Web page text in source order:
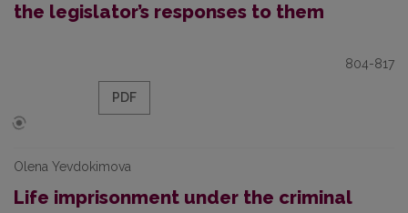
the legislator’s responses to them
804-817
PDF
Olena Yevdokimova
Life imprisonment under the criminal